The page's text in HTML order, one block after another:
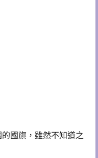
國旗，雖然不知道之